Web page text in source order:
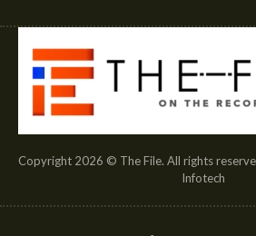
Copyright 2026 © The File. All rights
Infotech